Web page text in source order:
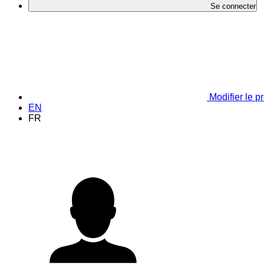
Se connecter
Modifier le
EN
FR